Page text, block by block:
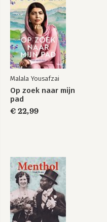
Malala Yousafzai
Op zoek naar mijn
pad
€ 22,99